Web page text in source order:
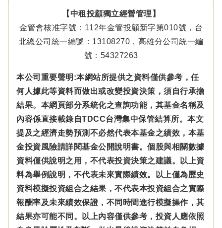
【中租投顧獨立經營管理】
金管會核准字號：112年金管投顧新字第010號，台
北總公司統一編號：13108270，高雄分公司統一編
號：54327263
本公司重要聲明:本網站所提供之資料僅供參考，任
何人據此等資料而做出或改變投資決策，須自行承擔
結果。本網頁部分系統化之查詢功能，其基金名稱及
內容係直接載錄自TDCC台灣集中保管結算所。本文
提及之經濟走勢預測不必然代表本基金之績效，本基
金投資風險請詳閱基金公開說明書。個股與相關數據
資料僅供說明之用，不代表投資決策之建議。以上資
料為舉例說明，不代表未來實際績效。以上僅為歷史
資料模擬投資組合之結果，不代表本投資組合之實際
報酬率及未來績效保證，不同時間進行模擬操作，其
結果亦可能不同。以上內容僅供參考，投資人應依照